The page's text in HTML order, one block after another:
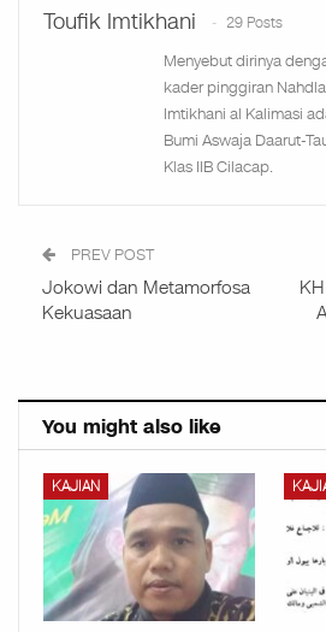
Toufik Imtikhani 29 Posts
Menyebut dirinya
kader pinggiran
Imtikhani al Kalimasi
Bumi Aswaja Daarut-
Klas IIB Cilacap.
PREV POST
Jokowi dan Metamorfosa
Kekuasaan
You might also like
KAJIAN